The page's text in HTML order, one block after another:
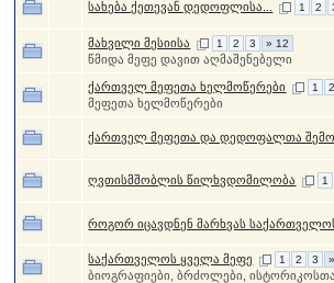
სახება ქეთევან დედოფლისა... 1 2
მახვილი მესიისა 1 2 3 » 12
წმიდა მეფე დავით აღმაშენებელი
ქართველ მეფეთა ხელმოწერები 1 2
მეფეთა ხელმოწერები
ქართველ მეფეთა და დედოფალთა
ღვთისმშობლის წილხვდომილობა 1
როგორ იცავდნენ მარხვას
საქართველოს ყველა მეფე 1 2 3
ბიოგრაფიები, ბრძოლები, ისტორიკოსთა